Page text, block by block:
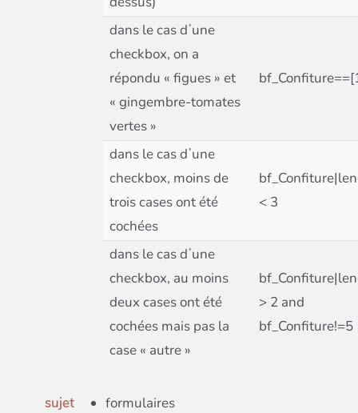
dans le cas dʼune
checkbox, on a
répondu « figues » et
« gingembre-tomates
vertes »
dans le cas dʼune
checkbox, moins de
trois cases ont été
cochées
< 3
dans le cas dʼune
checkbox, au moins
deux cases ont été
cochées mais pas la
case « autre »
> 2 and
bf_Confiture!=5
sujet formulaires